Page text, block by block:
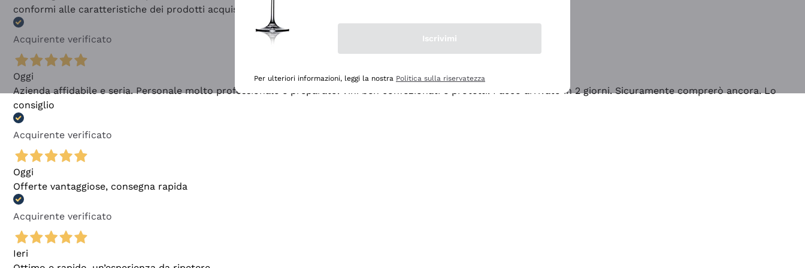
conformi alle caratteristiche dei prodotti acquistati
Acquirente verificato
Oggi
Azienda affidabile e seria. Personale molto professionale e preparato. Vini ben confezionati e protetti. Pacco arrivato in 2 giorni. Sicuramente comprerò ancora. Lo
consiglio
Acquirente verificato
Oggi
Offerte vantaggiose, consegna rapida
Acquirente verificato
Ieri
Iscrivimi
Per ulteriori informazioni, leggi la nostra Politica sulla riservatezza